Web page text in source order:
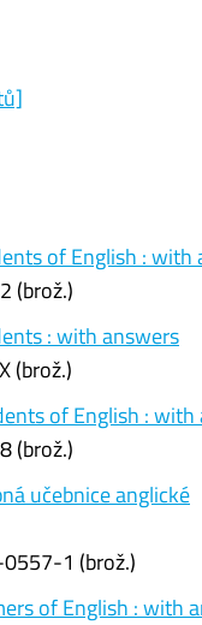
of English : with
(brož.)
: with answers
(brož.)
of English : with
(brož.)
učebnice anglické
1 (brož.)
of English : with